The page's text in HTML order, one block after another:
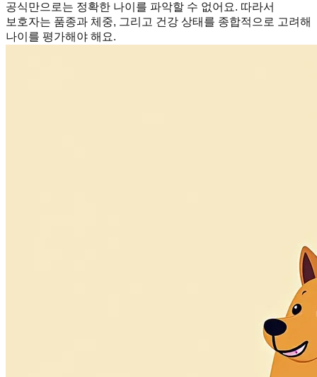
공식만으로는 정확한 나이를 파악할 수 없어요. 따라서
보호자는 품종과 체중, 그리고 건강 상태를 종합적으로 고려해
나이를 평가해야 해요.